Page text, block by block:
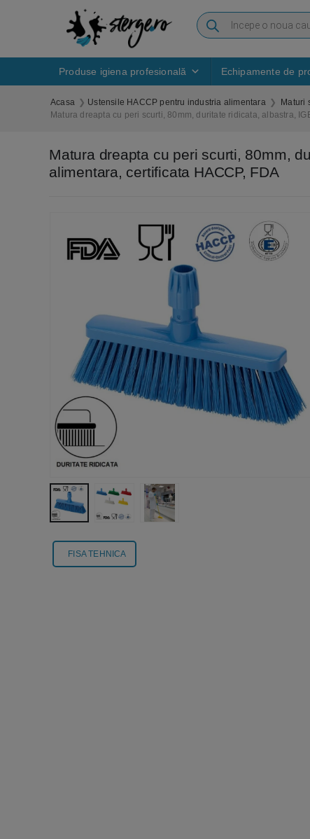
Produse igiena profesională Echipamente de
Acasa Ustensile HACCP pentru industria alimentara
Maturi
Matura dreapta cu peri scurti, 80mm, duritate ridicata, albastra,
Matura dreapta cu peri scurti, 80mm,
alimentara, certificata HACCP, FDA
FISA TEHNICA